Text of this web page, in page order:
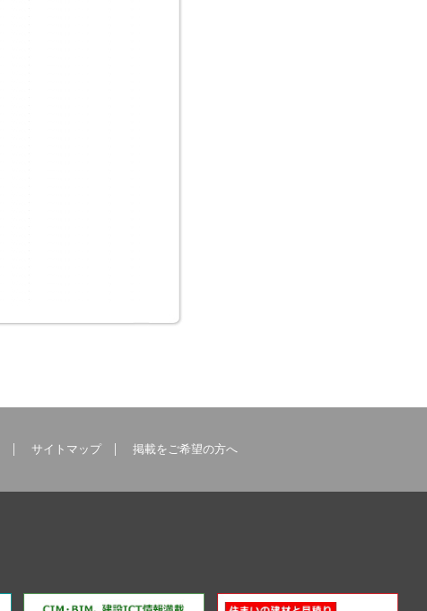
サイトマップ 掲載をご希望の方へ